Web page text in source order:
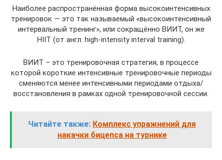
Наиболее распространённая форма высокоинтенсивных
тренировок — это так называемый «высокоинтенсивный
интервальный тренинг», или сокращённо ВИИТ, он же
HIIT (от англ. high-intensity interval training).
ВИИТ – это тренировочная стратегия, в процессе
которой короткие интенсивные тренировочные периоды
сменяются менее интенсивными периодами отдыха/
восстановления в рамках одной тренировочной сессии.
Читайте также: Комплекс упражнений для
накачки бицепса на турнике